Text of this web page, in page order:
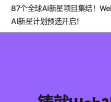
87个全球AI新星项目集结！
AI新星计划预选开启！